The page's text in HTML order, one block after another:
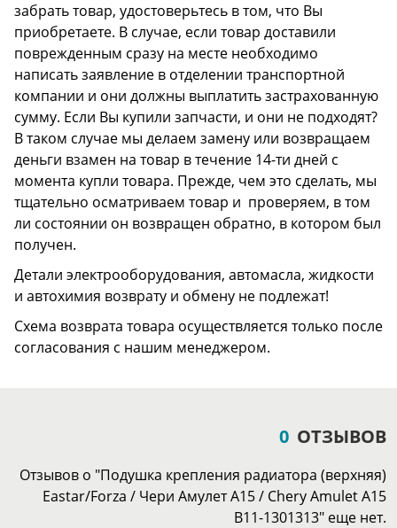
забрать товар, удостоверьтесь в том, что Вы
приобретаете. В случае, если товар доставили
поврежденным сразу на месте необходимо
написать заявление в отделении транспортной
компании и они должны выплатить застрахованную
сумму. Если Вы купили запчасти, и они не подходят?
В таком случае мы делаем замену или возвращаем
деньги взамен на товар в течение 14-ти дней с
момента купли товара. Прежде, чем это сделать, мы
тщательно осматриваем товар и проверяем, в том
ли состоянии он возвращен обратно, в котором был
получен.
Детали электрооборудования, автомасла, жидкости
и автохимия возврату и обмену не подлежат!
Схема возврата товара осуществляется только после
согласования с нашим менеджером.
0 ОТЗЫВОВ
Отзывов о "Подушка крепления радиатора (верхняя)
Eastar/Forza / Чери Амулет А15 / Chery Amulet A15
B11-1301313" еще нет.